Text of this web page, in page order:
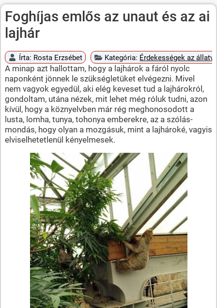
Foghíjas emlős az unaut és az ai
lajhár
Írta: Rosta Erzsébet Kategória: Érdekességek az
A minap azt hallottam, hogy a lajhárok a fáról nyolc
naponként jönnek le szükségletüket elvégezni. Mivel
nem vagyok egyedül, aki elég keveset tud a lajhárokról,
gondoltam, utána nézek, mit lehet még róluk tudni, azon
kívül, hogy a köznyelvben már rég meghonosodott a
lusta, lomha, tunya, tohonya emberekre, az a szólás-
mondás, hogy olyan a mozgásuk, mint a lajhároké, vagyis
elviselhetetlenül kényelmesek.